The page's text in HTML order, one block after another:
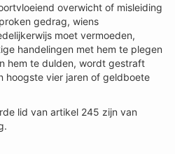
overwicht of misleiding
gedrag, wiens
moet vermoeden,
handelingen met hem te plegen
hem te dulden, wordt gestraft
hoogste vier jaren of geldboete
lid van artikel 245 zijn van